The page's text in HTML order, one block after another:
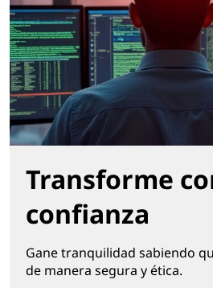
Transforme
confianza
Gane tranquilidad sabiendo
de manera segura y ética.